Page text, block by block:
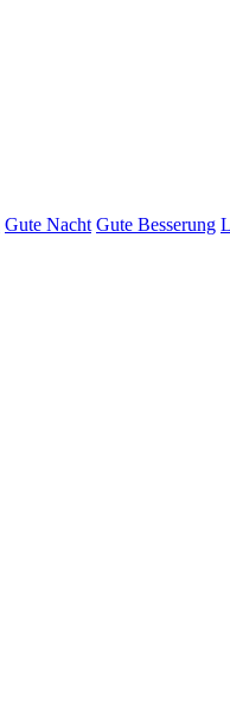
Gute Nacht Gute Besserung